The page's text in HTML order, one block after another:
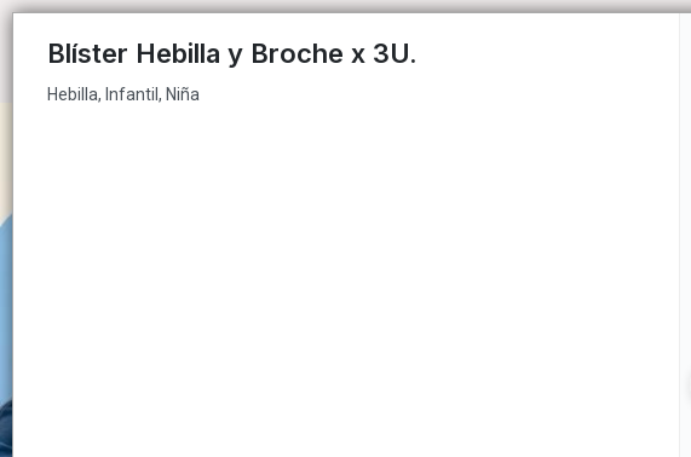
Hebilla, Infantil, Niña
Blíster Hebilla y Broche x 3U.
Hebilla, Infantil, Niña